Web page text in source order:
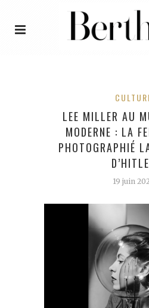
LEE MILLER AU
MODERNE : LA
PHOTOGRAPHIÉ
19 juin